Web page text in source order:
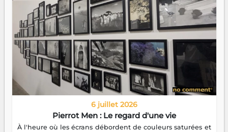
6 juillet 2026
Pierrot Men : Le regard d'une vie
À l'heure où les écrans débordent de couleurs saturées et